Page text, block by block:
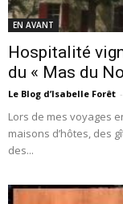
EN AVANT
Hospitalité
du « Mas du
Le Blog d’Isabelle Forêt -
Lors de mes voyages
maisons d’hôtes, des
des...